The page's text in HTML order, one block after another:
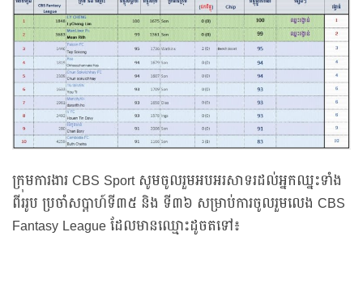
ក្រុមការងារ CBS Sport សូមចូលរួមអបអរសាទរដល់អ្នកឈ្នះទាំង
ពីររូប ប្រចាំសប្ដាហ៍ទី៣៥ និង ទី៣៦ សម្រាប់ការចូលរួមលេង CBS
Fantasy League ដែលមានឈ្មោះដូចតទៅ៖